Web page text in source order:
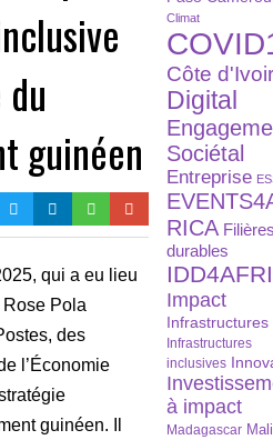
guinéen
qui a eu lieu
Pola
des
l’Économie
guinéen. Il
Climat
Côte
Digital
Sociétal
Entreprise
RICA
durables
Impact
Infrastructures
Infrastructures
inclusives
à impact
Madagascar Mali